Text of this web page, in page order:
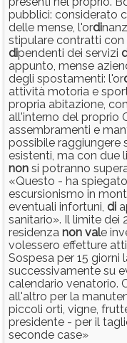
pubblici: considerato
delle mense, l'ordi
stipulare contratti con
dipendenti dei servizi
appunto, mense
degli spostamenti: l'or
attività motoria e
propria abitazione,
all'interno del proprio
assembramenti e
possibile raggiungere
esistenti, ma con due
non si potranno
«Questo - ha
escursionismo in
eventuali infortuni, di
sanitario». Il limite
residenza non vale
volessero effetture
Sospesa per 15 giorni
successivamente su
calendario venatorio.
all'altro per la
piccoli orti, vigne,
presidente - per il
seconde case»